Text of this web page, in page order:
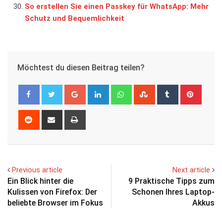
So erstellen Sie einen Passkey für WhatsApp: Mehr
Schutz und Bequemlichkeit
Möchtest du diesen Beitrag teilen?
Google+ LinkedIn WhatsappStumbleUpon
Tumblr
Reddit
Share
Previous article
Ein Blick hinter die
Kulissen von Firefox: Der
beliebte Browser im Fokus
Next article
9 Praktische Tipps zum
Schonen Ihres Laptop-
Akkus